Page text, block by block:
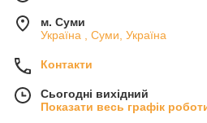
м. Суми
Україна , Суми, Україна
Контакти
Сьогодні вихідний
Показати весь графік